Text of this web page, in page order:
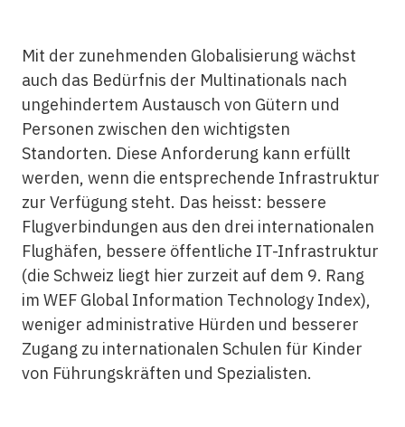
Mit der zunehmenden Globalisierung wächst
auch das Bedürfnis der Multinationals nach
ungehindertem Austausch von Gütern und
Personen zwischen den wichtigsten
Standorten. Diese Anforderung kann erfüllt
werden, wenn die entsprechende Infrastruktur
zur Verfügung steht. Das heisst: bessere
Flugverbindungen aus den drei internationalen
Flughäfen, bessere öffentliche IT-Infrastruktur
(die Schweiz liegt hier zurzeit auf dem 9. Rang
im WEF Global Information Technology Index),
weniger administrative Hürden und besserer
Zugang zu internationalen Schulen für Kinder
von Führungskräften und Spezialisten.